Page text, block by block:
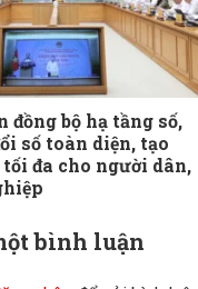
đồng bộ hạ tầng số,
số toàn diện, tạo
đa cho người dân,
bình luận